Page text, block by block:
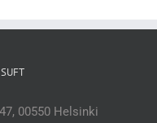
00550 Helsinki